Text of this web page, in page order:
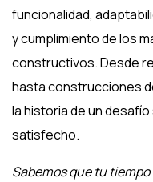
funcionalidad,
y cumplimiento de los
constructivos. Desde
hasta construcciones
la historia de un
satisfecho.
Sabemos que tu